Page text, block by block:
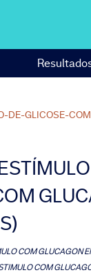
DE-GLICOSE-
COM GLUCAGON
COM